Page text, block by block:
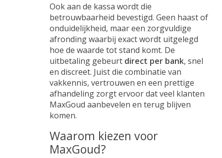
Ook aan de kassa wordt die
betrouwbaarheid bevestigd. Geen haast of
onduidelijkheid, maar een zorgvuldige
afronding waarbij exact wordt uitgelegd
hoe de waarde tot stand komt. De
uitbetaling gebeurt direct per bank, snel
en discreet. Juist die combinatie van
vakkennis, vertrouwen en een prettige
afhandeling zorgt ervoor dat veel klanten
MaxGoud aanbevelen en terug blijven
komen.
Waarom kiezen voor
MaxGoud?